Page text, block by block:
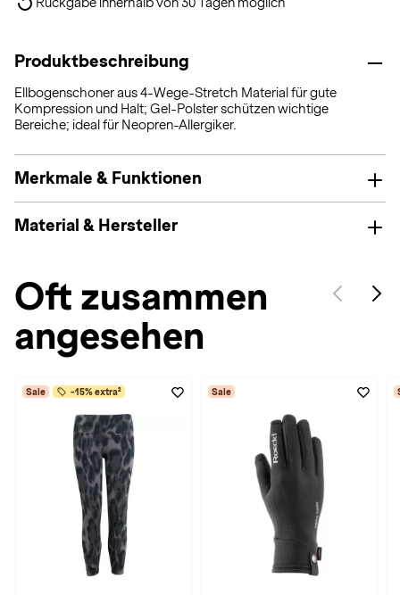
Produktbeschreibung
Ellbogenschoner aus 4-Wege-Stretch Material für gute
Kompression und Halt; Gel-Polster schützen wichtige
Bereiche; ideal für Neopren-Allergiker.
Merkmale & Funktionen
Material & Hersteller
Oft zusammen
angesehen
Sale -15% extra² Sale